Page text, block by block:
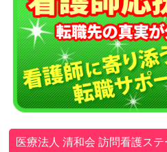
医療法人 清和会訪問看護ス